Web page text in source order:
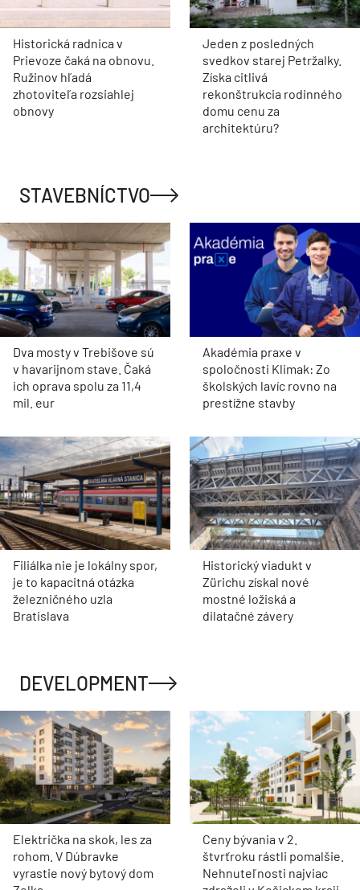
Historická radnica v
Prievoze čaká na obnovu.
Ružinov hľadá
zhotoviteľa rozsiahlej
obnovy
Jeden z posledných
svedkov starej Petržalky.
Získa citlivá
rekonštrukcia rodinného
domu cenu za
architektúru?
STAVEBNÍCTVO
Dva mosty v Trebišove sú
v havarijnom stave. Čaká
ich oprava spolu za 11,4
mil. eur
Akadémia praxe v
spoločnosti Klimak: Zo
školských lavíc rovno na
prestížne stavby
Filiálka nie je lokálny spor,
je to kapacitná otázka
železničného uzla
Bratislava
Historický viadukt v
Zürichu získal nové
mostné ložiská a
dilatačné závery
DEVELOPMENT
Električka na skok, les za
rohom. V Dúbravke
vyrastie nový bytový dom
Ceny bývania v 2.
štvrťroku rástli pomalšie.
Nehnuteľnosti najviac